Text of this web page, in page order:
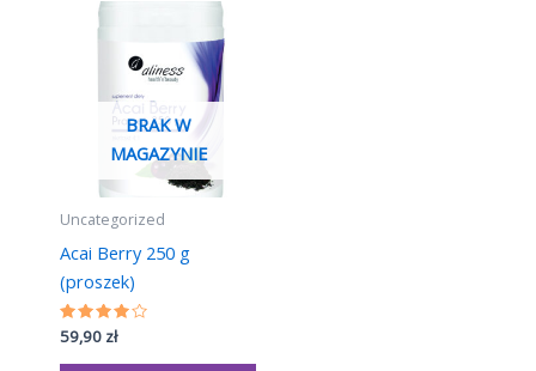
BRAK W
MAGAZYNIE
Uncategorized
Acai Berry 250 g
(proszek)
Oceniono
4.02
na 5
59,90 zł